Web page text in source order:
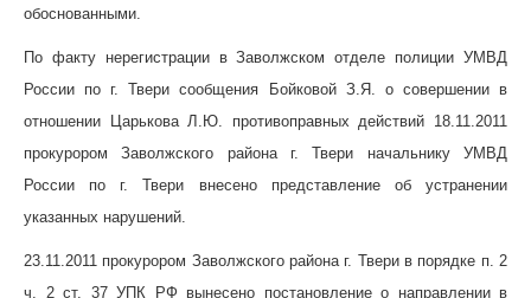
обоснованными.
По факту нерегистрации в Заволжском отделе полиции УМВД
России по г. Твери сообщения Бойковой З.Я. о совершении в
отношении Царькова Л.Ю. противоправных действий 18.11.2011
прокурором Заволжского района г. Твери начальнику УМВД
России по г. Твери внесено представление об устранении
указанных нарушений.
23.11.2011 прокурором Заволжского района г. Твери в порядке п. 2
ч. 2 ст. 37 УПК РФ вынесено постановление о направлении в